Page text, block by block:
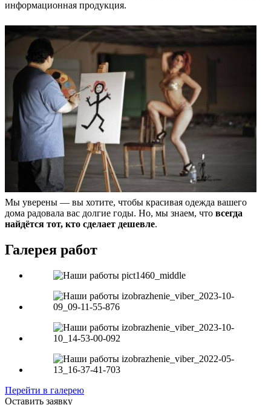
информационная продукция.
Мы уверены — вы хотите, чтобы красивая одежда вашего
дома радовала вас долгие годы. Но, мы знаем, что всегда
найдётся тот, кто сделает дешевле.
Галерея работ
Перейти в галерею
Оставить заявку